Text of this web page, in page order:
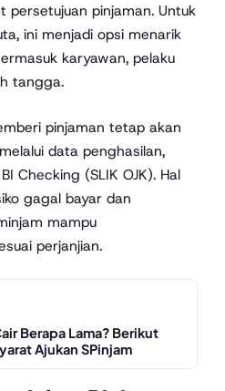
persetujuan pinjaman. Untuk
ini menjadi opsi menarik
karyawan, pelaku
tangga.
pinjaman tetap akan
data penghasilan,
Checking (SLIK OJK). Hal
gagal bayar dan
mampu
perjanjian.
Berapa Lama? Berikut
Ajukan SPinjam